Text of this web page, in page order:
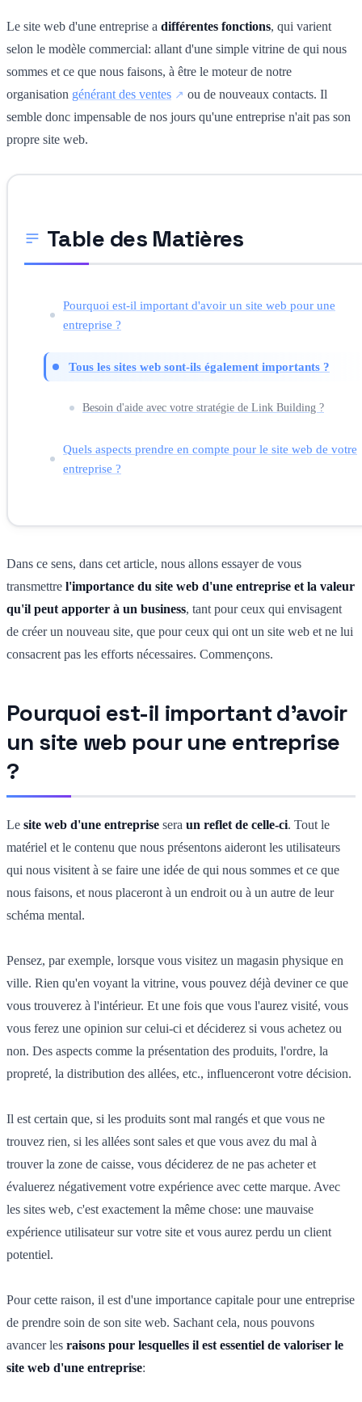
Le site web d'une entreprise a différentes fonctions, qui varient
selon le modèle commercial: allant d'une simple vitrine de qui nous
sommes et ce que nous faisons, à être le moteur de notre
organisation générant des ventes
ou de nouveaux contacts. Il
semble donc impensable de nos jours qu'une entreprise n'ait pas son
propre site web.
Table des Matières
Pourquoi est-il important d'avoir un site web pour une
entreprise ?
Tous les sites web sont-ils également importants ?
Besoin d'aide avec votre stratégie de Link Building ?
Quels aspects prendre en compte pour le site web de votre
entreprise ?
Dans ce sens, dans cet article, nous allons essayer de vous
transmettre l'importance du site web d'une entreprise et la valeur
qu'il peut apporter à un business, tant pour ceux qui envisagent
de créer un nouveau site, que pour ceux qui ont un site web et ne lui
consacrent pas les efforts nécessaires. Commençons.
Pourquoi est-il important d'avoir
un site web pour une entreprise
?
Le site web d'une entreprise sera un reflet de celle-ci. Tout le
matériel et le contenu que nous présentons aideront les utilisateurs
qui nous visitent à se faire une idée de qui nous sommes et ce que
nous faisons, et nous placeront à un endroit ou à un autre de leur
schéma mental.
Pensez, par exemple, lorsque vous visitez un magasin physique en
ville. Rien qu'en voyant la vitrine, vous pouvez déjà deviner ce que
vous trouverez à l'intérieur. Et une fois que vous l'aurez visité, vous
vous ferez une opinion sur celui-ci et déciderez si vous achetez ou
non. Des aspects comme la présentation des produits, l'ordre, la
propreté, la distribution des allées, etc., influenceront votre décision.
Il est certain que, si les produits sont mal rangés et que vous ne
trouvez rien, si les allées sont sales et que vous avez du mal à
trouver la zone de caisse, vous déciderez de ne pas acheter et
évaluerez négativement votre expérience avec cette marque. Avec
les sites web, c'est exactement la même chose: une mauvaise
expérience utilisateur sur votre site et vous aurez perdu un client
potentiel.
Pour cette raison, il est d'une importance capitale pour une entreprise
de prendre soin de son site web. Sachant cela, nous pouvons
avancer les raisons pour lesquelles il est essentiel de valoriser le
site web d'une entreprise: